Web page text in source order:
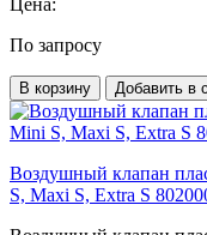
По запросу
В корзину Добавить в
Воздушный клапан
S, Maxi S, Extra S